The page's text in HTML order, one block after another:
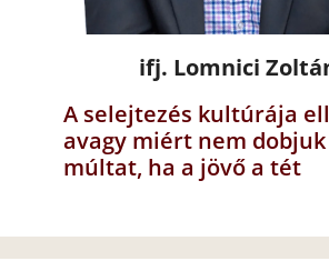
ifj. Lomnici
A selejtezés kultúrája
avagy miért nem dobjuk
múltat, ha a jövő a tét